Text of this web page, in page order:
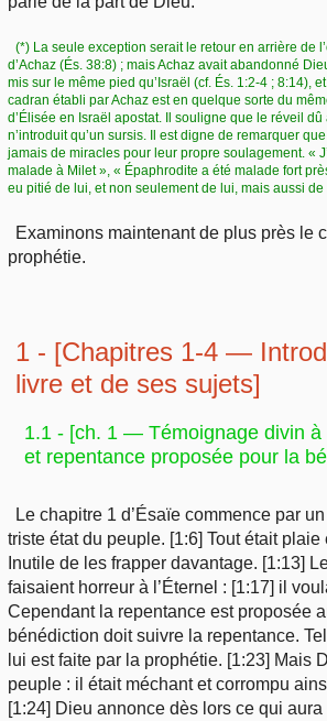
(*) La seule exception serait le retour en arrière de
d’Achaz (És. 38:8) ; mais Achaz avait abandonné
mis sur le même pied qu’Israël (cf. És. 1:2-4 ; 8:14),
cadran établi par Achaz est en quelque sorte du
d’Élisée en Israël apostat. Il souligne que le réveil
n’introduit qu’un sursis. Il est digne de remarquer
jamais de miracles pour leur propre soulagement. «
malade à Milet », « Épaphrodite a été malade fort
eu pitié de lui, et non seulement de lui, mais aussi de
Examinons maintenant de plus près le
prophétie.
1 - [Chapitres 1-4 —
livre et de ses sujets]
1.1 - [ch. 1 — Témoignage divin à
et repentance proposée pour la
Le chapitre 1 d’Ésaïe commence par
triste état du peuple. [1:6] Tout était plaie
Inutile de les frapper davantage. [1:13]
faisaient horreur à l’Éternel : [1:17] il
Cependant la repentance est proposée
bénédiction doit suivre la repentance.
lui est faite par la prophétie. [1:23] Mais
peuple : il était méchant et corrompu
[1:24] Dieu annonce dès lors ce qui